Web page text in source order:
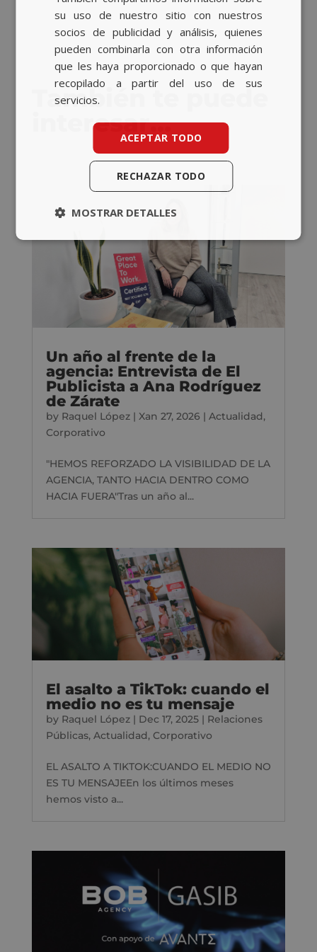
También te puede
interesar…
Un año al frente de la
agencia: Entrevista de El
Publicista a Ana Rodríguez
de Zárate
by Raquel López| Xan 27, 2026 | Actualidad,
Corporativo
"HEMOS REFORZADO LA VISIBILIDAD DE LA
AGENCIA, TANTO HACIA DENTRO COMO
HACIA FUERA"Tras un año al...
El asalto a TikTok: cuando el
medio no es tu mensaje
by Raquel López| Dec 17, 2025| Relaciones
Públicas, Actualidad, Corporativo
EL ASALTO A TIKTOK:CUANDO EL MEDIO NO
ES TU MENSAJEEn los últimos meses
hemos visto a...
su uso de nuestro sitio con nuestros
socios de publicidad y análisis, quienes
pueden combinarla con otra información
que les haya proporcionado o que hayan
recopilado a partir del uso de sus
servicios.
ACEPTAR TODO
RECHAZAR TODO
MOSTRAR DETALLES